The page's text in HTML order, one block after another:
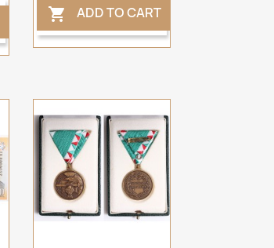
 ADD TO CART